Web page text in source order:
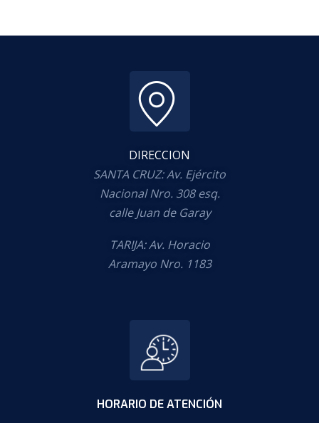
DIRECCION
SANTA CRUZ: Av. Ejército
Nacional Nro. 308 esq.
calle Juan de Garay
TARIJA: Av. Horacio
Aramayo Nro. 1183
HORARIO DE ATENCIÓN